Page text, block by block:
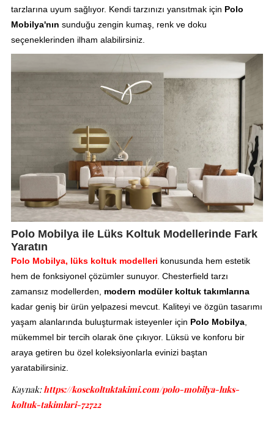
tarzlarına uyum sağlıyor. Kendi tarzınızı yansıtmak için Polo
Mobilya'nın sunduğu zengin kumaş, renk ve doku
seçeneklerinden ilham alabilirsiniz.
Polo Mobilya ile Lüks Koltuk Modellerinde Fark
Yaratın
Polo Mobilya, lüks koltuk modelleri konusunda hem estetik
hem de fonksiyonel çözümler sunuyor. Chesterfield tarzı
zamansız modellerden, modern modüler koltuk takımlarına
kadar geniş bir ürün yelpazesi mevcut. Kaliteyi ve özgün tasarımı
yaşam alanlarında buluşturmak isteyenler için Polo Mobilya,
mükemmel bir tercih olarak öne çıkıyor. Lüksü ve konforu bir
araya getiren bu özel koleksiyonlarla evinizi baştan
yaratabilirsiniz.
Kaynak:https://kosekoltuktakimi.com/polo-mobilya-luks-
koltuk-takimlari-72722